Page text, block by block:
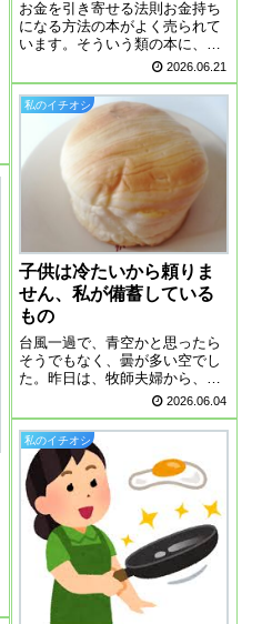
お金を引き寄せる法則お金持ち
になる方法の本がよく売られて
います。そういう類の本に、よ
く目にするのがお金をばらまく
ということ。たとえば、寄付な
どを見返りを求めないでする、
そうすると自然とお金が入って
くるようになるという話です。
それを全部、懐に...
2026.06.21
私のイチオシ
子供は冷たいから頼りま
せん、私が備蓄している
もの
台風一過で、青空かと思ったら
そうでもなく、曇が多い空でし
た。昨日は、牧師夫婦から、何
か欲しいものがあったらいつで
も言ってください、買い物行き
ますよとLINEが来ました。こう
いうさりげない優しさが、身に
しみます。自分の身は自分で守
るこれからま...
2026.06.04
私のイチオシ